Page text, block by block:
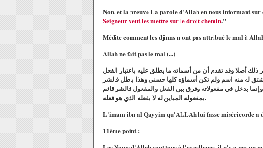
Non, et la preuve La parole d'Allah en nous informant sur
Seigneur veut les mettre sur le droit chemin."
Médite comment les djinns n'ont pas attribué le mal à
Allah ne fait pas le mal (...)
أصلا وقد تقدم أن من أسمائه ما يطلق عليه باعتبار الفعل
له منه اسم ولم تكن أسماؤه كلها حسنى وهذا باطل فالشر
يدخل في مفعولاته وفرق بين الفعل والمفعول فالشر قائم
بمفعوله المباين له لا بفعله الذي هو فعله.
L'imam ibn al Qayyim qu'ALLAh lui fasse miséricorde a
11ème point :